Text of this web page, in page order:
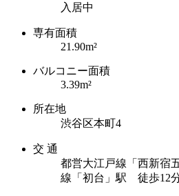
入居中
専有面積
21.90m²
バルコニー面積
3.39m²
所在地
渋谷区本町4
交 通
都営大江戸線「西新宿
線「初台」駅 徒歩12